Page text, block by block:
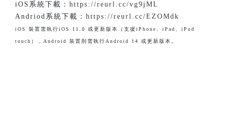
iOS系統下載： https://reurl.cc/vg9jML
Andriod系統下載： https://reurl.cc/EZOMdk
iOS 裝置需執行iOS 11.0 或更新版本（支援iPhone、iPad、iPod
touch），Android 裝置則需執行Android 14 或更新版本。